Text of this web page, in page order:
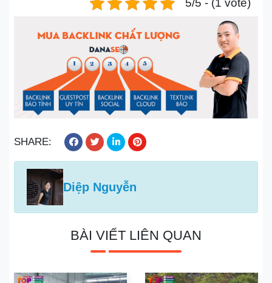
5/5 - (1 vote)
SHARE:
Diệp Nguyễn
BÀI VIẾT LIÊN QUAN